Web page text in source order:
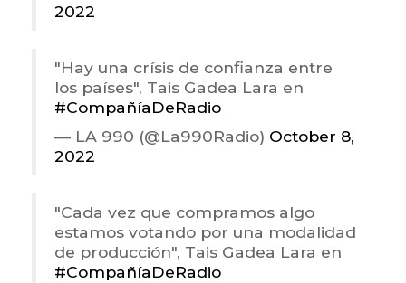
2022
"Hay una crísis de confianza entre
los países", Tais Gadea Lara en
#CompañíaDeRadio
— LA 990 (@La990Radio) October 8,
2022
"Cada vez que compramos algo
estamos votando por una modalidad
de producción", Tais Gadea Lara en
#CompañíaDeRadio